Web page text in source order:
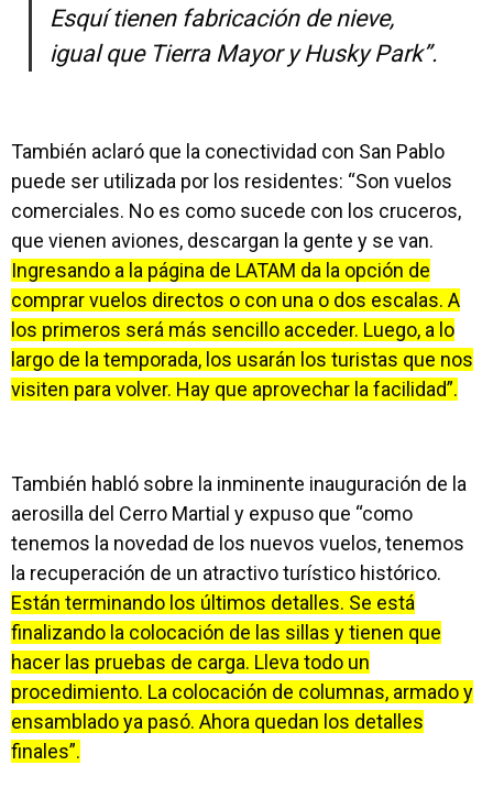
Esquí tienen fabricación de nieve,
igual que Tierra Mayor y Husky Park”.
También aclaró que la conectividad con San Pablo
puede ser utilizada por los residentes: “Son vuelos
comerciales. No es como sucede con los cruceros,
que vienen aviones, descargan la gente y se van.
Ingresando a la página de LATAM da la opción de
comprar vuelos directos o con una o dos escalas. A
los primeros será más sencillo acceder. Luego, a lo
largo de la temporada, los usarán los turistas que nos
visiten para volver. Hay que aprovechar la facilidad”.
También habló sobre la inminente inauguración de la
aerosilla del Cerro Martial y expuso que “como
tenemos la novedad de los nuevos vuelos, tenemos
la recuperación de un atractivo turístico histórico.
Están terminando los últimos detalles. Se está
finalizando la colocación de las sillas y tienen que
hacer las pruebas de carga. Lleva todo un
procedimiento. La colocación de columnas, armado y
ensamblado ya pasó. Ahora quedan los detalles
finales”.